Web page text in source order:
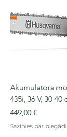
Akumulatora
435i, 36 V, 30-
Cena
449,00 €
Sazinies par piegādi